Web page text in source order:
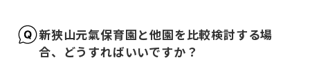
新狭山元氣保育園と他園を比較検討する場
合、どうすればいいですか？